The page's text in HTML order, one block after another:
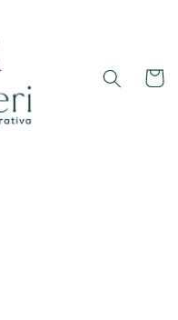
Carrito